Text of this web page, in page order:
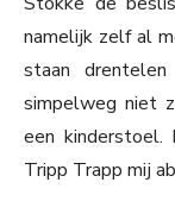
namelijk zelf al
staan
simpelweg niet
een kinderstoel.
Tripp Trapp mij